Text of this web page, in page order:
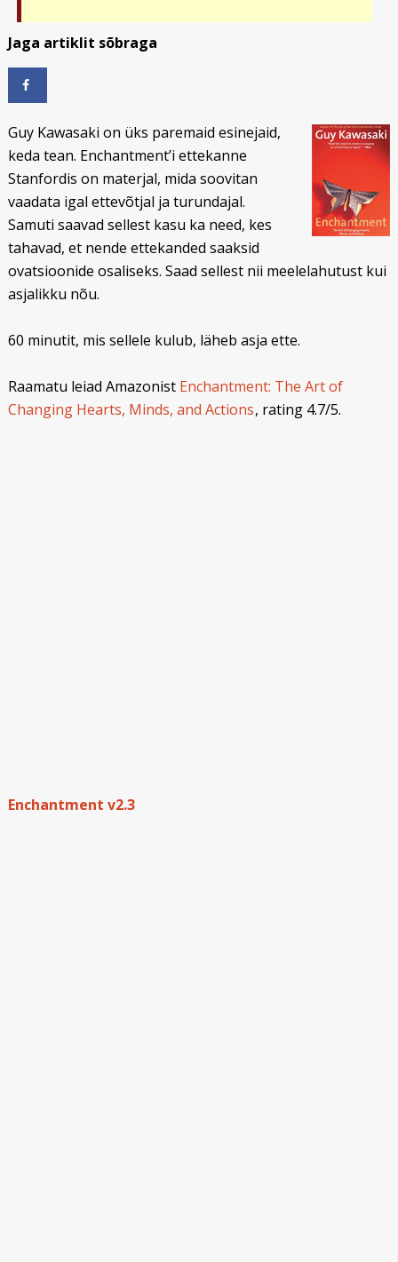
Jaga artiklit sõbraga
Guy Kawasaki on üks paremaid esinejaid,
keda tean. Enchantment’i ettekanne
Stanfordis on materjal, mida soovitan
vaadata igal ettevõtjal ja turundajal.
Samuti saavad sellest kasu ka need, kes
tahavad, et nende ettekanded saaksid
ovatsioonide osaliseks. Saad sellest nii meelelahutust kui
asjalikku nõu.
60 minutit, mis sellele kulub, läheb asja ette.
Raamatu leiad Amazonist Enchantment: The Art of
Changing Hearts, Minds, and Actions, rating 4.7/5.
Enchantment v2.3